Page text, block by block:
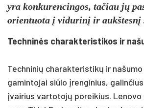
yra konkurencingos, tačiau jų
orientuota į vidurinį ir aukštesnį
Techninės charakteristikos ir
Techninių charakteristikų ir
gamintojai siūlo įrenginius,
įvairius vartotojų poreikius. Lenovo